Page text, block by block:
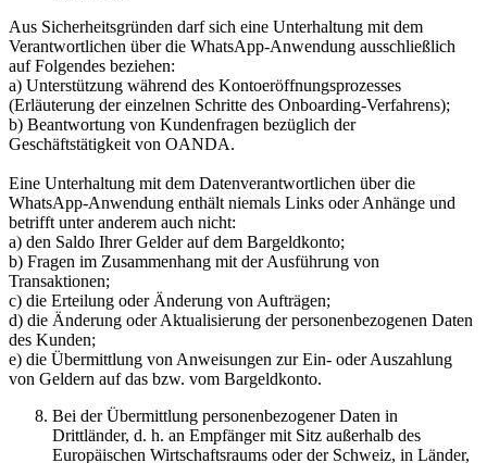
Aus Sicherheitsgründen darf sich eine Unterhaltung mit dem
Verantwortlichen über die WhatsApp-Anwendung ausschließlich
auf Folgendes beziehen:
a) Unterstützung während des Kontoeröffnungsprozesses
(Erläuterung der einzelnen Schritte des Onboarding-Verfahrens);
b) Beantwortung von Kundenfragen bezüglich der
Geschäftstätigkeit von OANDA.
Eine Unterhaltung mit dem Datenverantwortlichen über die
WhatsApp-Anwendung enthält niemals Links oder Anhänge und
betrifft unter anderem auch nicht:
a) den Saldo Ihrer Gelder auf dem Bargeldkonto;
b) Fragen im Zusammenhang mit der Ausführung von
Transaktionen;
c) die Erteilung oder Änderung von Aufträgen;
d) die Änderung oder Aktualisierung der personenbezogenen Daten
des Kunden;
e) die Übermittlung von Anweisungen zur Ein- oder Auszahlung
von Geldern auf das bzw. vom Bargeldkonto.
Bei der Übermittlung personenbezogener Daten in
Drittländer, d. h. an Empfänger mit Sitz außerhalb des
Europäischen Wirtschaftsraums oder der Schweiz, in Länder,